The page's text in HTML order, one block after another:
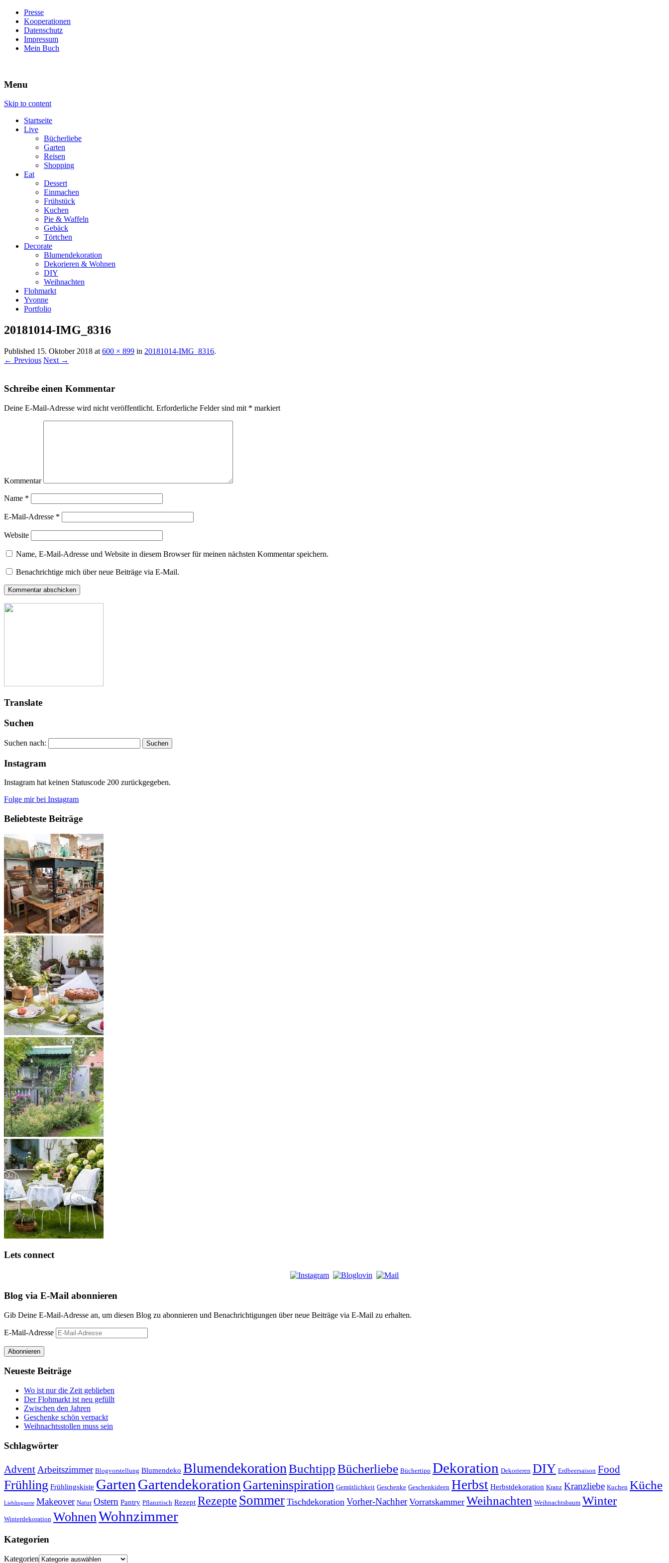
Presse
Kooperationen
Datenschutz
Impressum
Mein Buch
Villa König
Menu
Skip to content
Startseite
Live
Bücherliebe
Garten
Reisen
Shopping
Eat
Dessert
Einmachen
Frühstück
Kuchen
Pie & Waffeln
Gebäck
Törtchen
Decorate
Blumendekoration
Dekorieren & Wohnen
DIY
Weihnachten
Flohmarkt
Yvonne
Portfolio
20181014-IMG_8316
Published 15. Oktober 2018 at 600 × 899 in 20181014-IMG_8316.
← Previous Next →
Schreibe einen Kommentar
Deine E-Mail-Adresse wird nicht veröffentlicht. Erforderliche Felder sind mit * markiert
Kommentar
Name *
E-Mail-Adresse *
Website
Name, E-Mail-Adresse und Website in diesem Browser für meinen nächsten Kommentar speichern.
Benachrichtige mich über neue Beiträge via E-Mail.
Translate
Suchen
Suchen nach:
Instagram
Instagram hat keinen Statuscode 200 zurückgegeben.
Folge mir bei Instagram
Beliebteste Beiträge
Lets connect
Blog via E-Mail abonnieren
Gib Deine E-Mail-Adresse an, um diesen Blog zu abonnieren und Benachrichtigungen über neue Beiträge via E-Mail zu erhalten.
E-Mail-Adresse
Abonnieren
Neueste Beiträge
Wo ist nur die Zeit geblieben
Der Flohmarkt ist neu gefüllt
Zwischen den Jahren
Geschenke schön verpackt
Weihnachtsstollen muss sein
Schlagwörter
AdventArbeitszimmer Blogvorstellung Blumendeko BlumendekorationBuchtippBücherliebe Büchertipp Dekoration Dekorieren DIY Erdbeersaison Food
Frühling Frühlingskiste GartenGartendekoration Garteninspiration Gemütlichkeit Geschenke Geschenkideen Herbst Herbstdekoration Kranz Kranzliebe Kuchen Küche
Lieblingsorte Makeover Natur Ostern Pantry Pflanztisch Rezept Rezepte Sommer Tischdekoration Vorher-Nachher Vorratskammer Weihnachten Weihnachtsbaum Winter
Winterdekoration WohnenWohnzimmer
Kategorien
Kategorien